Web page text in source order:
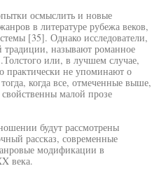
осмыслить и новые
в литературе рубежа веков,
[35]. Однако исследователи,
называют романное
или, в лучшем случае,
практически не упоминают о
когда все, отмеченные выше,
малой прозе
будут рассмотрены
рассказ, современные
модификации в
века.